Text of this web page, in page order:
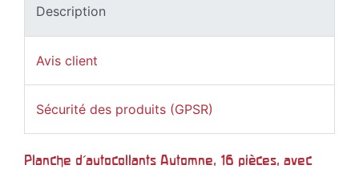
Description
Avis client
Sécurité des produits (GPSR)
Planche d'autocollants Automne, 16 pièces, avec